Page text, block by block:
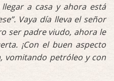
llegar a casa y ahora está
Vaya día lleva el señor
ser padre viudo, ahora le
¡Con el buen aspecto
vomitando petróleo y con